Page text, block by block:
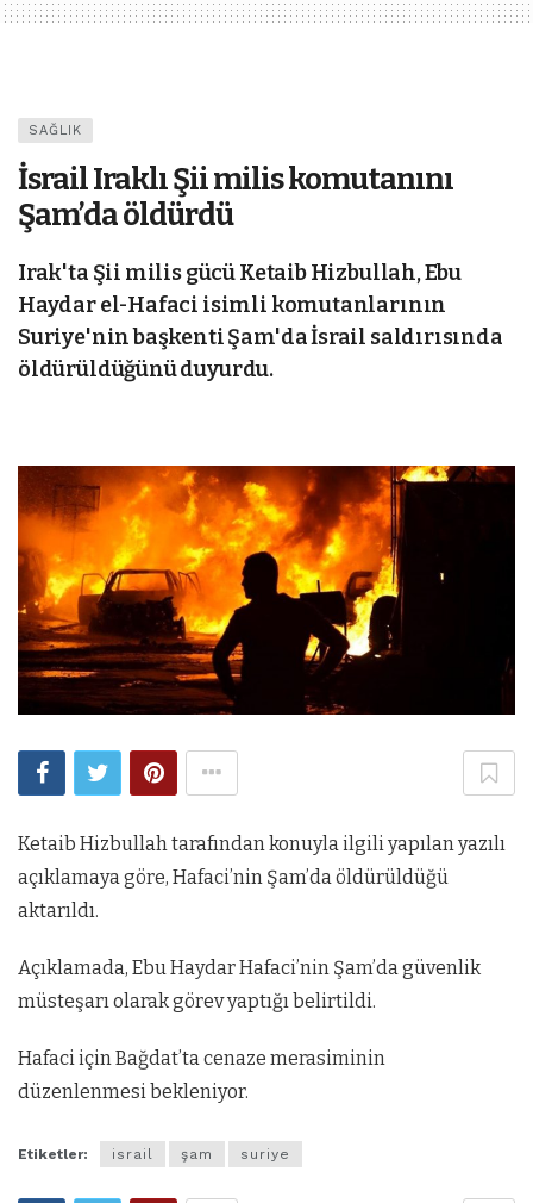
SAĞLIK
İsrail Iraklı Şii milis komutanını
Şam’da öldürdü
Irak'ta Şii milis gücü Ketaib Hizbullah, Ebu
Haydar el-Hafaci isimli komutanlarının
Suriye'nin başkenti Şam'da İsrail saldırısında
öldürüldüğünü duyurdu.
Ketaib Hizbullah tarafından konuyla ilgili yapılan yazılı
açıklamaya göre, Hafaci’nin Şam’da öldürüldüğü
aktarıldı.
Açıklamada, Ebu Haydar Hafaci’nin Şam’da güvenlik
müsteşarı olarak görev yaptığı belirtildi.
Hafaci için Bağdat’ta cenaze merasiminin
düzenlenmesi bekleniyor.
Etiketler: israil şam suriye